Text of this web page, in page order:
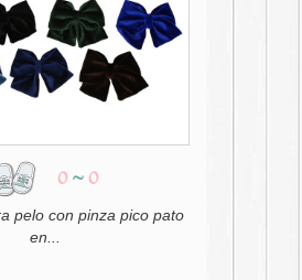
0 ~0
pelo con pinza pico pato
en...